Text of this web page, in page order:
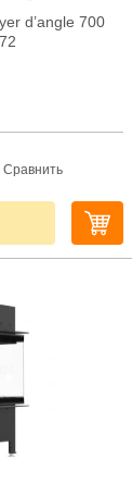
d’angle 700
Сравнить